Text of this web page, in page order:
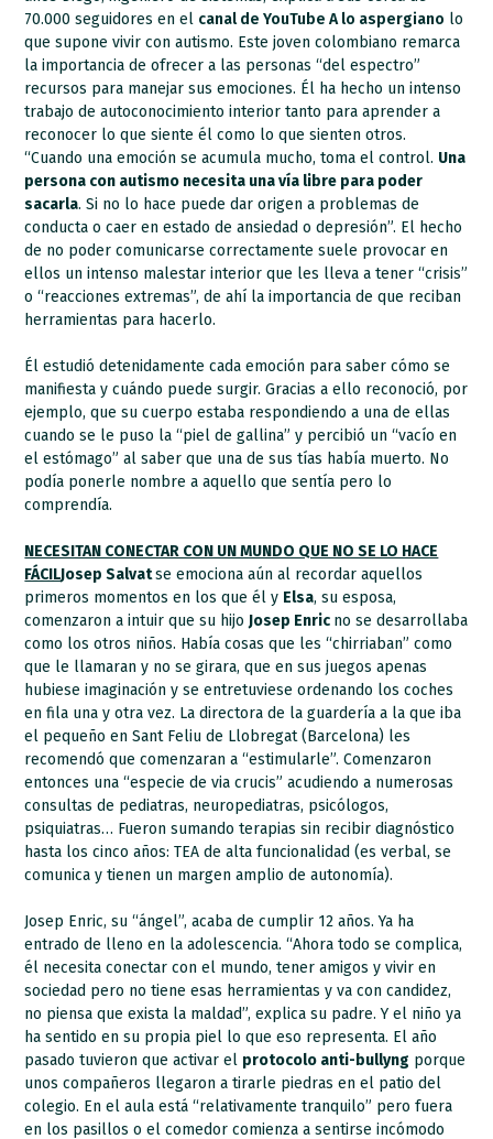
70.000 seguidores en el canal de YouTube A lo aspergiano lo
que supone vivir con autismo. Este joven colombiano remarca
la importancia de ofrecer a las personas “del espectro”
recursos para manejar sus emociones. Él ha hecho un intenso
trabajo de autoconocimiento interior tanto para aprender a
reconocer lo que siente él como lo que sienten otros.
“Cuando una emoción se acumula mucho, toma el control. Una
persona con autismo necesita una vía libre para poder
sacarla. Si no lo hace puede dar origen a problemas de
conducta o caer en estado de ansiedad o depresión”. El hecho
de no poder comunicarse correctamente suele provocar en
ellos un intenso malestar interior que les lleva a tener “crisis”
o “reacciones extremas”, de ahí la importancia de que reciban
herramientas para hacerlo.
Él estudió detenidamente cada emoción para saber cómo se
manifiesta y cuándo puede surgir. Gracias a ello reconoció, por
ejemplo, que su cuerpo estaba respondiendo a una de ellas
cuando se le puso la “piel de gallina” y percibió un “vacío en
el estómago” al saber que una de sus tías había muerto. No
podía ponerle nombre a aquello que sentía pero lo
comprendía.
NECESITAN CONECTAR CON UN MUNDO QUE NO SE LO HACE
FÁCILJosep Salvatse emociona aún al recordar aquellos
primeros momentos en los que él y Elsa, su esposa,
comenzaron a intuir que su hijoJosep Enric no se desarrollaba
como los otros niños. Había cosas que les “chirriaban” como
que le llamaran y no se girara, que en sus juegos apenas
hubiese imaginación y se entretuviese ordenando los coches
en fila una y otra vez. La directora de la guardería a la que iba
el pequeño en Sant Feliu de Llobregat (Barcelona) les
recomendó que comenzaran a “estimularle”. Comenzaron
entonces una “especie de via crucis” acudiendo a numerosas
consultas de pediatras, neuropediatras, psicólogos,
psiquiatras… Fueron sumando terapias sin recibir diagnóstico
hasta los cinco años: TEA de alta funcionalidad (es verbal, se
comunica y tienen un margen amplio de autonomía).
Josep Enric, su “ángel”, acaba de cumplir 12 años. Ya ha
entrado de lleno en la adolescencia. “Ahora todo se complica,
él necesita conectar con el mundo, tener amigos y vivir en
sociedad pero no tiene esas herramientas y va con candidez,
no piensa que exista la maldad”, explica su padre. Y el niño ya
ha sentido en su propia piel lo que eso representa. El año
pasado tuvieron que activar el protocolo anti-bullyng porque
unos compañeros llegaron a tirarle piedras en el patio del
colegio. En el aula está “relativamente tranquilo” pero fuera
en los pasillos o el comedor comienza a sentirse incómodo